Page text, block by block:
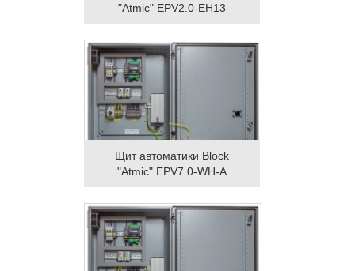
"Atmic" EPV2.0-EH13
Щит автоматики Block
"Atmic" EPV7.0-WH-A